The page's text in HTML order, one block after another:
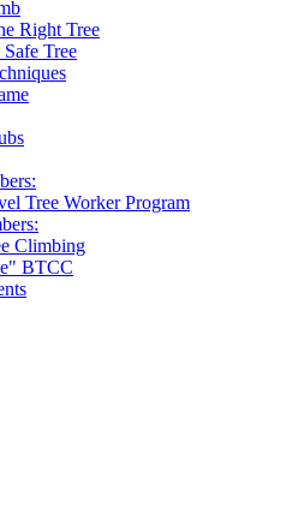
Right Tree
Tree
Tree Worker Program
Climbing
BTCC